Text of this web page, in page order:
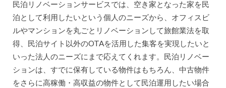
民泊リノベーションサービスでは、空き家となった家を民
泊として利用したいという個人のニーズから、オフィスビ
ルやマンションを丸ごとリノベーションして旅館業法を取
得、民泊サイト以外のOTAを活用した集客を実現したいと
いった法人のニーズにまで応えてくれます。民泊リノベー
ションは、すでに保有している物件はもちろん、中古物件
をさらに高稼働・高収益の物件として民泊運用したい場合